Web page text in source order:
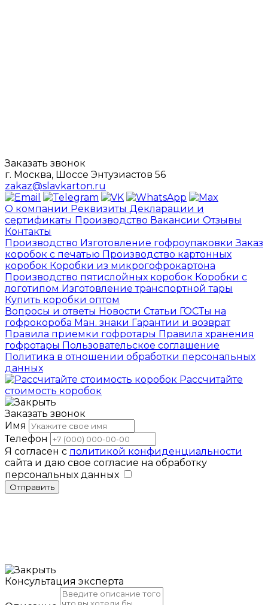
Заказать звонок
г. Москва, Шоссе Энтузиастов 56
zakaz@slavkarton.ru
О компании Реквизиты Декларации и
сертификаты Производство Вакансии Отзывы
Контакты
Производство Изготовление гофроупаковкиЗаказ
коробок с печатью Производство картонных
коробок Коробки из микрогофрокартона
Производство пятислойных коробок Коробки с
логотипом Изготовление транспортной тары
Купить коробки оптом
Вопросы и ответы Новости Статьи ГОСТы на
гофрокороба Ман. знаки Гарантии и возврат
Правила приемки гофротары Правила хранения
гофротары Пользовательское соглашение
Политика в отношении обработки персональных
данных
Рассчитайте
стоимость коробок
Заказать звонок
Имя
Телефон
Я согласен с политикой конфиденциальности
сайта и даю свое согласие на обработку
персональных данных
Отправить
Консультация эксперта